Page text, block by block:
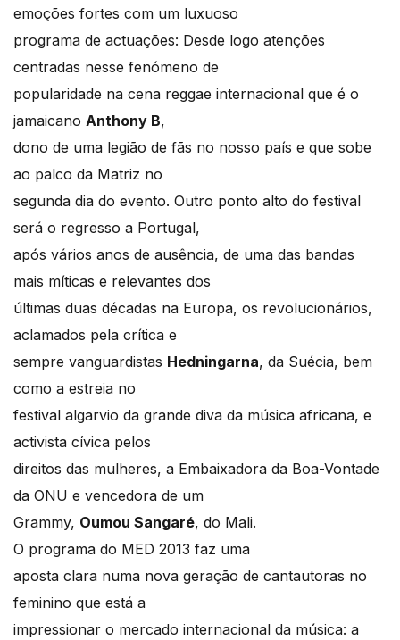
emoções fortes com um luxuoso
programa de actuações: Desde logo atenções
centradas nesse fenómeno de
popularidade na cena reggae internacional que é o
jamaicano Anthony B,
dono de uma legião de fãs no nosso país e que sobe
ao palco da Matriz no
segunda dia do evento. Outro ponto alto do festival
será o regresso a Portugal,
após vários anos de ausência, de uma das bandas
mais míticas e relevantes dos
últimas duas décadas na Europa, os revolucionários,
aclamados pela crítica e
sempre vanguardistas Hedningarna, da Suécia, bem
como a estreia no
festival algarvio da grande diva da música africana, e
activista cívica pelos
direitos das mulheres, a Embaixadora da Boa-Vontade
da ONU e vencedora de um
Grammy, Oumou Sangaré, do Mali.
O programa do MED 2013 faz uma
aposta clara numa nova geração de cantautoras no
feminino que está a
impressionar o mercado internacional da música: a